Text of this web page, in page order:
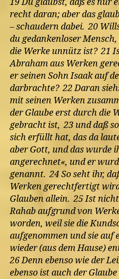
recht daran; aber das
– schaudern dabei. 20
du gedankenloser
die Werke unnütz ist? 21
Abraham aus Werken
er seinen Sohn Isaak auf
darbrachte? 22 Daran
mit seinen Werken
der Glaube erst durch die
gebracht ist, 23 und daß
sich erfüllt hat, das da
aber Gott, und das wurde
angerechnet«, und er
genannt. 24 So seht ihr,
Werken gerechtfertigt
Glauben allein. 25 Ist
Rahab aufgrund von
worden, weil sie die
aufgenommen und sie auf
wieder (aus dem Hause)
26 Denn ebenso wie der
ebenso ist auch der